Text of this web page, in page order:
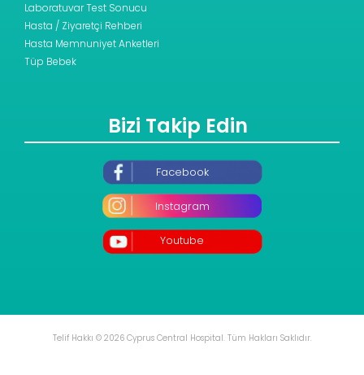
Laboratuvar Test Sonucu
Hasta / Ziyaretçi Rehberi
Hasta Memnuniyet Anketleri
Tüp Bebek
Bizi Takip Edin
Facebook
Instagram
Youtube
Telif Hakkı © 2026 Cyprus Central Hospital. Tüm Hakları Saklıdır.